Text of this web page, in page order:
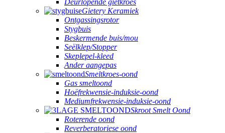
Deurlopende gietkroes
Gietery Keramiek
Ontgassingsrotor
Stygbuis
Beskermende buis/mou
Seëlklep/Stopper
Skeplepel-kleed
Ander aangepas
Smeltkroes-oond
Gas smeltoond
Hoëfrekwensie-induksie-oond
Mediumfrekwensie-induksie-oond
Skroot Smelt Oond
Roterende oond
Reverberatoriese oond